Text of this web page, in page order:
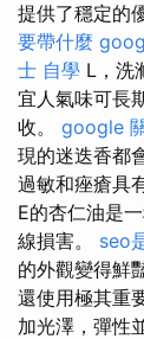
提供了穩定的
要帶什麼
士 自學 L，洗
宜人氣味可長
收。 google
現的迷迭香都
過敏和痤瘡具
E的杏仁油是
線損害。 seo
的外觀變得鮮
還使用極其重
加光澤，彈性